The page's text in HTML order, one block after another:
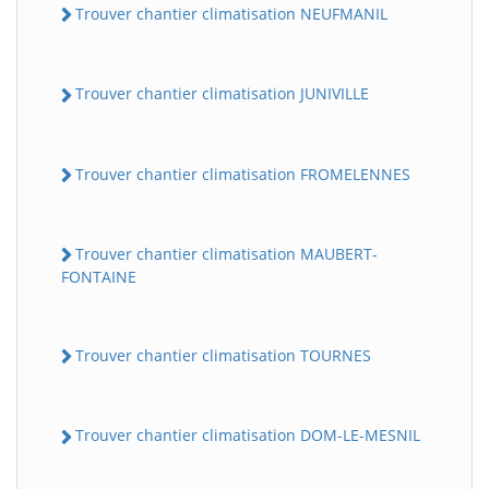
Trouver chantier climatisation NEUFMANIL
Trouver chantier climatisation JUNIVILLE
Trouver chantier climatisation FROMELENNES
Trouver chantier climatisation MAUBERT-
FONTAINE
Trouver chantier climatisation TOURNES
Trouver chantier climatisation DOM-LE-MESNIL